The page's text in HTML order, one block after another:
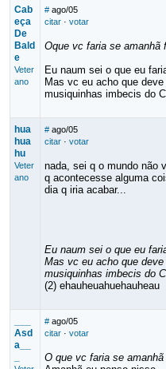
Cab
eça
De
Bald
e
Veter
ano
# ago/05
citar· votar
Oque vc faria se amanhã
Eu naum sei o que eu
Mas vc eu acho que
musiquinhas imbecis do
hua
hua
hu
Veter
ano
# ago/05
citar· votar
nada, sei q o mundo não
q acontecesse alguma
dia q iria acabar...
Eu naum sei o que eu
Mas vc eu acho que
musiquinhas imbecis do
(2) ehauheuahuehauheau
Asd
a__
# ago/05
citar· votar
O que vc faria se